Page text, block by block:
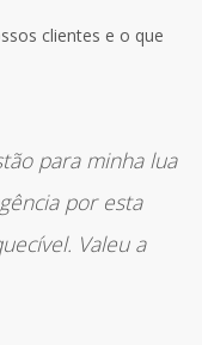
clientes e o que
para minha lua
por esta
Valeu a